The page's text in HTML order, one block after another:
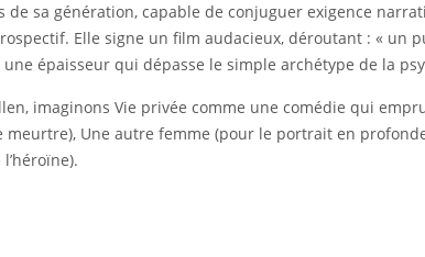
de sa génération, capable de conjuguer exigence
Elle signe un film audacieux, déroutant : « un
épaisseur qui dépasse le simple archétype de la
imaginons Vie privée comme une comédie qui
Une autre femme (pour le portrait en